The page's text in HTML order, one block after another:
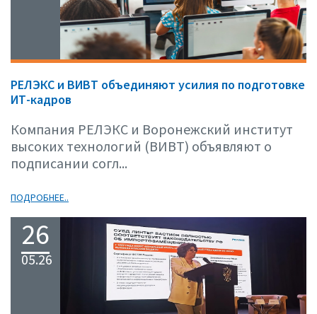
РЕЛЭКС и ВИВТ объединяют усилия по подготовке
ИТ-кадров
Компания РЕЛЭКС и Воронежский институт
высоких технологий (ВИВТ) объявляют о
подписании согл...
ПОДРОБНЕЕ..
26
05.26